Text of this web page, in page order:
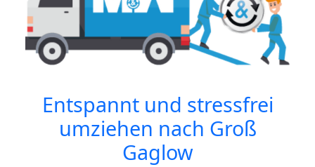
Entspannt und stressfrei
umziehen nach Groß
Gaglow